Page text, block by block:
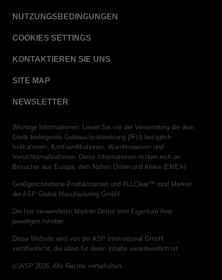
NUTZUNGSBEDINGUNGEN
COOKIES SETTINGS
KONTAKTIEREN SIE UNS
SITE MAP
NEWSLETTER
Wichtige Informationen: Lesen Sie vor der Verwendung die dem
Gerät beiliegende Gebrauchsanweisung (IFU) bezüglich
Indikationen, Kontraindikationen, Warnhinweisen und
Vorsichtsmaßnahmen. Diese Informationen richten sich an
Besucher aus Europa, dem Nahen Osten und Afrika (EMEA).
Großgeschriebene Produktnamen und ALLClear™ sind Marken
der ASP Global Manufacturing GmbH.
Die hier verwendeten Marken Dritter sind Eigentum ihrer
jeweiligen Inhaber.
Diese Website wird von der ASP International GmbH
veröffentlicht, die allein für deren Inhalte verantwortlich ist.
(c)ASP 2026. Alle Rechte vorbehalten.